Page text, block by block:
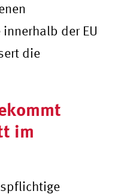
der EU
die
im